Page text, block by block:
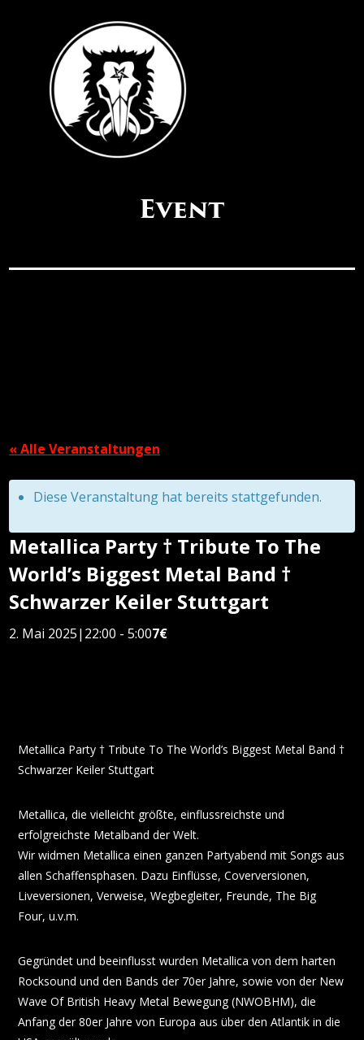
Event
« Alle Veranstaltungen
Diese Veranstaltung hat bereits stattgefunden.
Metallica Party † Tribute To The
World’s Biggest Metal Band †
Schwarzer Keiler Stuttgart
2. Mai 2025|22:00 -5:007€
Metallica Party † Tribute To The World’s Biggest Metal Band †
Schwarzer Keiler Stuttgart
Metallica, die vielleicht größte, einflussreichste und
erfolgreichste Metalband der Welt.
Wir widmen Metallica einen ganzen Partyabend mit Songs aus
allen Schaffensphasen. Dazu Einflüsse, Coverversionen,
Liveversionen, Verweise, Wegbegleiter, Freunde, The Big
Four, u.v.m.
Gegründet und beeinflusst wurden Metallica von dem harten
Rocksound und den Bands der 70er Jahre, sowie von der New
Wave Of British Heavy Metal Bewegung (NWOBHM), die
Anfang der 80er Jahre von Europa aus über den Atlantik in die